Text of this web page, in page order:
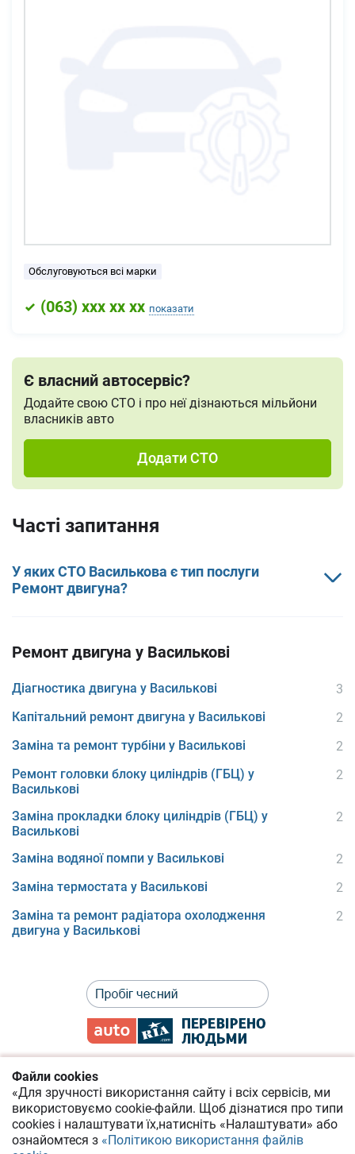
Обслуговуються всі марки
(063) xxx xx xx показати
Є власний автосервіс?
Додайте свою СТО і про неї дізнаються мільйони
власників авто
Додати СТО
Часті запитання
У яких СТО Василькова є тип послуги
Ремонт двигуна?
Ремонт двигуна у Василькові
Діагностика двигуна у Василькові
3
Капітальний ремонт двигуна у Василькові
2
Заміна та ремонт турбіни у Василькові
2
Ремонт головки блоку циліндрів (ГБЦ) у
Василькові
2
Заміна прокладки блоку циліндрів (ГБЦ) у
Василькові
2
Заміна водяної помпи у Василькові
2
Заміна термостата у Василькові
2
Заміна та ремонт радіатора охолодження
двигуна у Василькові
2
Політика приватності
Угода про надання онлайн-сервісів
Файли cookies
«Для зручності використання сайту і всіх сервісів, ми
використовуємо cookie-файли. Щоб дізнатися про типи
cookies і налаштувати їх,натисніть «Налаштувати» або
ознайомтеся з «Політикою використання файлів